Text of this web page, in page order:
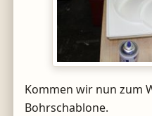
Kommen wir nun zum
Bohrschablone.